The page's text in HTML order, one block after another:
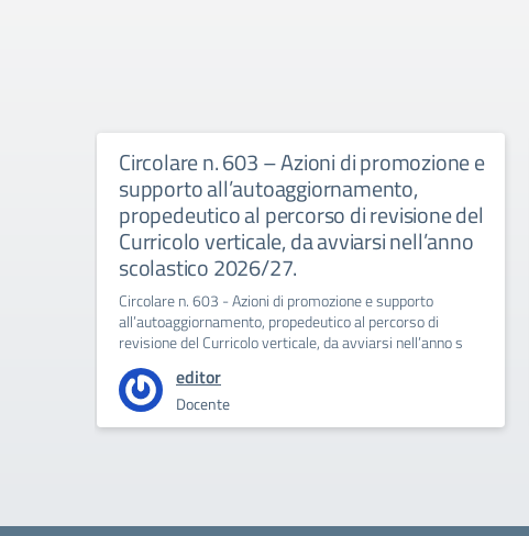
Circolare n. 603 – Azioni di promozione e
supporto all’autoaggiornamento,
propedeutico al percorso di revisione del
Curricolo verticale, da avviarsi nell’anno
scolastico 2026/27.
Circolare n. 603 - Azioni di promozione e supporto
all’autoaggiornamento, propedeutico al percorso di
revisione del Curricolo verticale, da avviarsi nell’anno s
editor
Docente